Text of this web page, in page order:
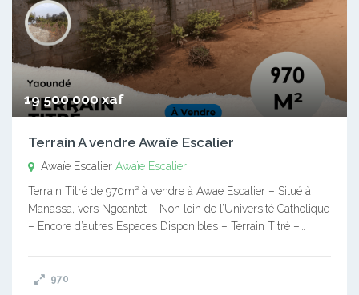
19 500 000 xaf
Terrain A vendre Awaïe Escalier
Awaïe Escalier Awaïe Escalier
Terrain Titré de 970m² à vendre à Awae Escalier – Situé à
Manassa, vers Ngoantet – Non loin de l’Université Catholique
– Encore d’autres Espaces Disponibles – Terrain Titré –…
970